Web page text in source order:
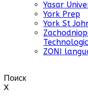
Yasar
York Prep
York St
ZONI
Поиск
X